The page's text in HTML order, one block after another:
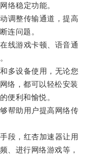
稳定功能。
调整传输通道，提高
连问题。
游戏卡顿、语音通
多设备使用，无论您
络，都可以轻松安装
便利和愉悦。
帮助用户提高网络传
段，红杏加速器让用
、进行网络游戏等，